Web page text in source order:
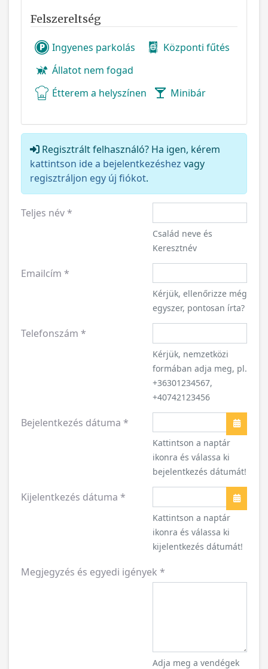
Felszereltség
Ingyenes parkolás
Központi fűtés
Állatot nem fogad
Étterem a helyszínen
Minibár
Regisztrált felhasználó? Ha igen, kérem
kattintson ide a bejelentkezéshez vagy
regisztráljon egy új fiókot.
Teljes név*
Család neve és
Keresztnév
Emailcím *
Kérjük, ellenőrizze még
egyszer, pontosan írta?
Telefonszám *
Kérjük, nemzetközi
formában adja meg, pl.
+36301234567,
+40742123456
Bejelentkezés dátuma *
Naptár
Kattintson a naptár
ikonra és válassa ki
bejelentkezés dátumát!
Kijelentkezés dátuma *
Naptár
Kattintson a naptár
ikonra és válassa ki
kijelentkezés dátumát!
Megjegyzés és egyedi igények *
Adja meg a vendégek